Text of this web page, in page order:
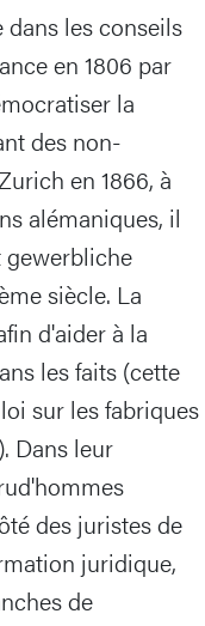
les conseils
en 1806 par
la
des non-
en 1866, à
alémaniques, il
gewerbliche
siècle. La
d'aider à la
les faits (cette
sur les fabriques
Dans leur
des juristes de
juridique,
de